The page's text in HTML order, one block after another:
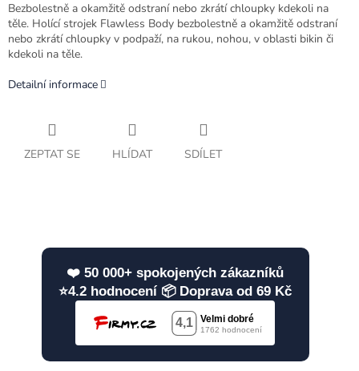
Bezbolestně a okamžitě odstraní nebo zkrátí chloupky kdekoli na
těle. Holící strojek Flawless Body bezbolestně a okamžitě odstraní
nebo zkrátí chloupky v podpaží, na rukou, nohou, v oblasti bikin či
kdekoli na těle.
Detailní informace
ZEPTAT SE HLÍDAT SDÍLET
❤️ 50 000+ spokojených zákazníků
⭐4.2 hodnocení 📦 Doprava od 69 Kč